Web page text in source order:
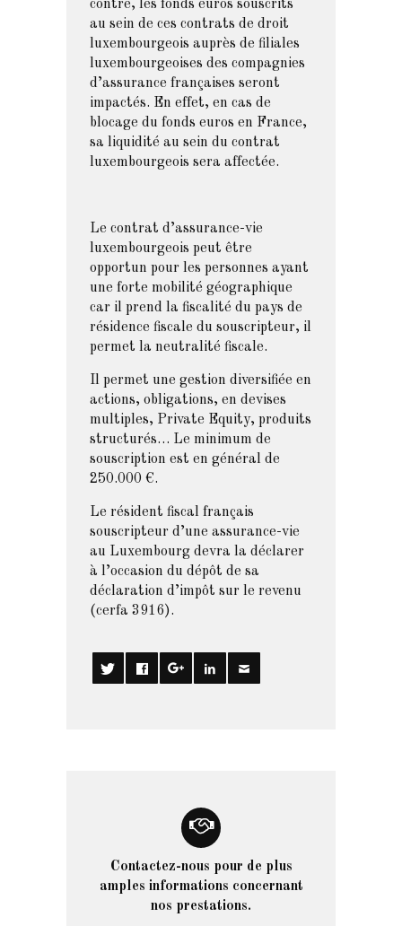
contre, les fonds euros souscrits
au sein de ces contrats de droit
luxembourgeois auprès de filiales
luxembourgeoises des compagnies
d’assurance françaises seront
impactés. En effet, en cas de
blocage du fonds euros en France,
sa liquidité au sein du contrat
luxembourgeois sera affectée.
Le contrat d’assurance-vie
luxembourgeois peut être
opportun pour les personnes ayant
une forte mobilité géographique
car il prend la fiscalité du pays de
résidence fiscale du souscripteur, il
permet la neutralité fiscale.
Il permet une gestion diversifiée en
actions, obligations, en devises
multiples, Private Equity, produits
structurés… Le minimum de
souscription est en général de
250.000 €.
Le résident fiscal français
souscripteur d’une assurance-vie
au Luxembourg devra la déclarer
à l’occasion du dépôt de sa
déclaration d’impôt sur le revenu
(cerfa 3916).
Contactez-nous pour de plus
amples informations concernant
nos prestations.